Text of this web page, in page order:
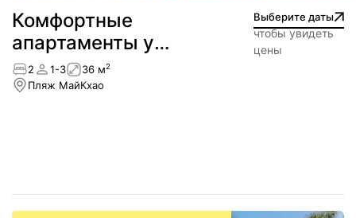
Комфортные
апартаменты у
пляжа МайКхао
Выберите даты
чтобы увидеть
цены
2 1-3 36 м2
Пляж МайКхао